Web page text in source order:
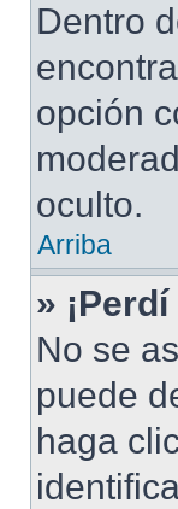
Dentro
opción
oculto.
Arriba
»
No se
puede
haga